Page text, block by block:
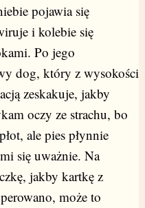
pojawia się
i kolebie się
Po jego
dog, który z wysokości
zeskakuje, jakby
oczy ze strachu, bo
ale pies płynnie
się uważnie. Na
jakby kartkę z
może to